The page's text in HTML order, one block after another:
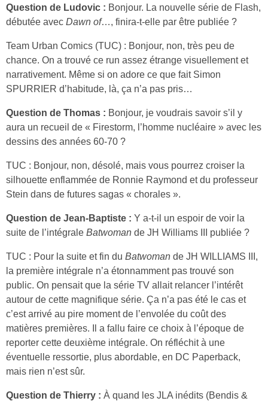
Question de Ludovic : Bonjour. La nouvelle série de Flash,
débutée avec Dawn of…, finira-t-elle par être publiée ?
Team Urban Comics (TUC) : Bonjour, non, très peu de
chance. On a trouvé ce run assez étrange visuellement et
narrativement. Même si on adore ce que fait Simon
SPURRIER d’habitude, là, ça n’a pas pris…
Question de Thomas : Bonjour, je voudrais savoir s’il y
aura un recueil de « Firestorm, l’homme nucléaire » avec les
dessins des années 60-70 ?
TUC : Bonjour, non, désolé, mais vous pourrez croiser la
silhouette enflammée de Ronnie Raymond et du professeur
Stein dans de futures sagas « chorales ».
Question de Jean-Baptiste : Y a-t-il un espoir de voir la
suite de l’intégrale Batwoman de JH Williams III publiée ?
TUC : Pour la suite et fin du Batwoman de JH WILLIAMS III,
la première intégrale n’a étonnamment pas trouvé son
public. On pensait que la série TV allait relancer l’intérêt
autour de cette magnifique série. Ça n’a pas été le cas et
c’est arrivé au pire moment de l’envolée du coût des
matières premières. Il a fallu faire ce choix à l’époque de
reporter cette deuxième intégrale. On réfléchit à une
éventuelle ressortie, plus abordable, en DC Paperback,
mais rien n’est sûr.
Question de Thierry : À quand les JLA inédits (Bendis &